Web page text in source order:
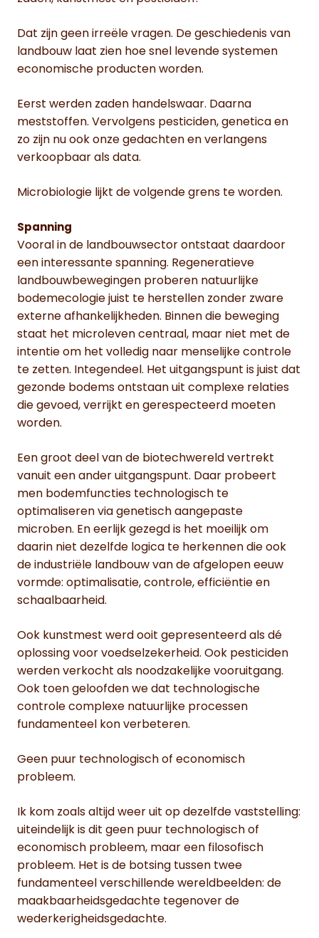
Dat zijn geen irreële vragen. De geschiedenis van
landbouw laat zien hoe snel levende systemen
economische producten worden.
Eerst werden zaden handelswaar. Daarna
meststoffen. Vervolgens pesticiden, genetica en
zo zijn nu ook onze gedachten en verlangens
verkoopbaar als data.
Microbiologie lijkt de volgende grens te worden.
Spanning
Vooral in de landbouwsector ontstaat daardoor
een interessante spanning. Regeneratieve
landbouwbewegingen proberen natuurlijke
bodemecologie juist te herstellen zonder zware
externe afhankelijkheden. Binnen die beweging
staat het microleven centraal, maar niet met de
intentie om het volledig naar menselijke controle
te zetten. Integendeel. Het uitgangspunt is juist dat
gezonde bodems ontstaan uit complexe relaties
die gevoed, verrijkt en gerespecteerd moeten
worden.
Een groot deel van de biotechwereld vertrekt
vanuit een ander uitgangspunt. Daar probeert
men bodemfuncties technologisch te
optimaliseren via genetisch aangepaste
microben. En eerlijk gezegd is het moeilijk om
daarin niet dezelfde logica te herkennen die ook
de industriële landbouw van de afgelopen eeuw
vormde: optimalisatie, controle, efficiëntie en
schaalbaarheid.
Ook kunstmest werd ooit gepresenteerd als dé
oplossing voor voedselzekerheid. Ook pesticiden
werden verkocht als noodzakelijke vooruitgang.
Ook toen geloofden we dat technologische
controle complexe natuurlijke processen
fundamenteel kon verbeteren.
Geen puur technologisch of economisch
probleem.
Ik kom zoals altijd weer uit op dezelfde vaststelling:
uiteindelijk is dit geen puur technologisch of
economisch probleem, maar een filosofisch
probleem. Het is de botsing tussen twee
fundamenteel verschillende wereldbeelden: de
maakbaarheidsgedachte tegenover de
wederkerigheidsgedachte.